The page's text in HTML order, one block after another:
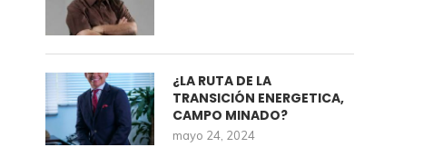
¿LA RUTA DE LA
TRANSICIÓN ENERGETICA,
CAMPO MINADO?
mayo 24, 2024